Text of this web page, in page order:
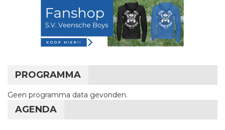
PROGRAMMA
Geen programma data gevonden.
AGENDA